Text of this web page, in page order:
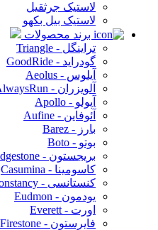
لاستیک جرثقیل
لاستیک بیل بکهو
برند محصولات
تراینگل - Triangle
گودراید - GoodRide
آیلوس - Aeolus
آلویزران - AlwaysRun
آپولو - Apollo
آئوفاین - Aufine
بارز - Barez
بوتو - Boto
بریجستون - Bridgestone
کاسومینا - Casumina
کنستانسی - Constancy
یودمون - Eudmon
اورت - Everett
فایرستون - Firestone